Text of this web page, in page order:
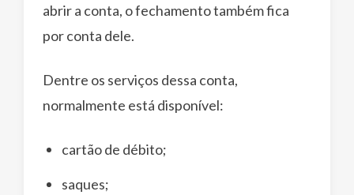
abrir a conta, o fechamento também fica
por conta dele.
Dentre os serviços dessa conta,
normalmente está disponível:
cartão de débito;
saques;